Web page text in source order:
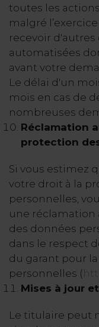
toutes les
malgré
recevoir
automatisées
avant votre
Le délai d'un
mois en cas de
nombreuses
Réclamation
protection
Si vous estimez
votre droit à la
personnelles,
une réclamation
des données
dans le respect
du garant pour
personnelles (
Mises à jour
Le titulaire peut